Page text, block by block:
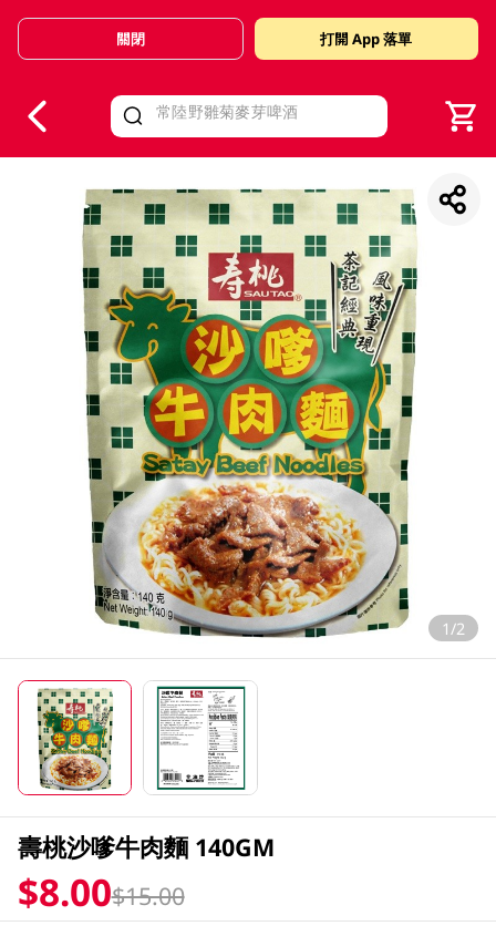
Valid Until 30 June 2026
關閉 打開 App 落單
1/2
壽桃沙嗲牛肉麵 140GM
$8.00$15.00